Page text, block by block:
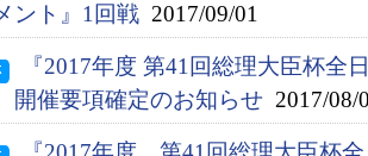
ント』1回戦 2017/09/01
『2017年度 第41回総理大臣杯全
催要項確定のお知らせ 2017/08/